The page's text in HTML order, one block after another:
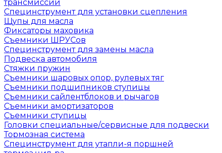
трансмиссии
Специнструмент для установки сцепления
Щупы для масла
Фиксаторы маховика
Съемники ШРУСов
Специнструмент для замены масла
Подвеска автомобиля
Стяжки пружин
Съемники шаровых опор, рулевых тяг
Съемники подшипников ступицы
Съемники сайлентблоков и рычагов
Съемники амортизаторов
Съемники ступицы
Головки специальные/сервисные для подвески
Тормозная система
Специнструмент для утапли-я поршней